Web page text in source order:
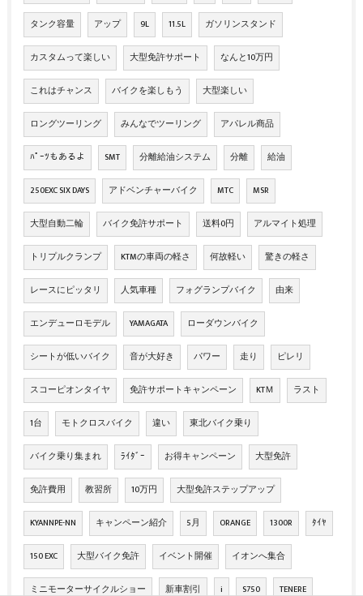
タンク容量 アップ 9L 11.5L ガソリンスタンド
カスタムって楽しい 大型免許サポート なんと10万円
これはチャンス バイクを楽しもう 大型楽しい
ロングツーリング みんなでツーリング アパレル商品
ﾊﾟｰﾂもあるよ SMT 分離給油システム 分離 給油
250EXC SIX DAYS アドベンチャーバイク MTC MSR
大型自動二輪 バイク免許サポート 送料0円 アルマイト処理
トリプルクランプ KTMの車両の軽さ 何故軽い 驚きの軽さ
レースにピッタリ 人気車種 フォグランプバイク 由来
エンデューロモデル YAMAGATA ローダウンバイク
シートが低いバイク 音が大好き パワー 走り ピレリ
スコーピオンタイヤ 免許サポートキャンペーン KTＭ ラスト
1台 モトクロスバイク 違い 東北バイク乗り
バイク乗り集まれ ﾗｲﾀﾞｰ お得キャンペーン 大型免許
免許費用 教習所 10万円 大型免許ステップアップ
KYANNPE-NN キャンペーン紹介 5月 ORANGE 1300R ﾀｲﾔ
150 EXC 大型バイク免許 イベント開催 イオンへ集合
ミニモーターサイクルショー 新車割引 i S750 TENERE